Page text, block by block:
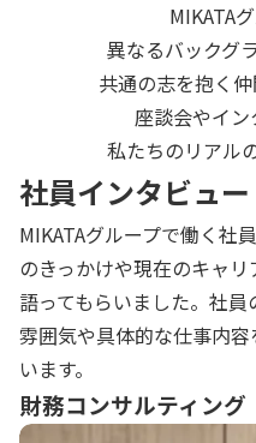
MIKATA
異なるバックグ
共通の志を抱く仲
座談会やイ
私たちのリアル
社員インタビュー
MIKATAグループで働く社
のきっかけや現在のキャ
語ってもらいました。社
雰囲気や具体的な仕事内
います。
財務コンサルティング